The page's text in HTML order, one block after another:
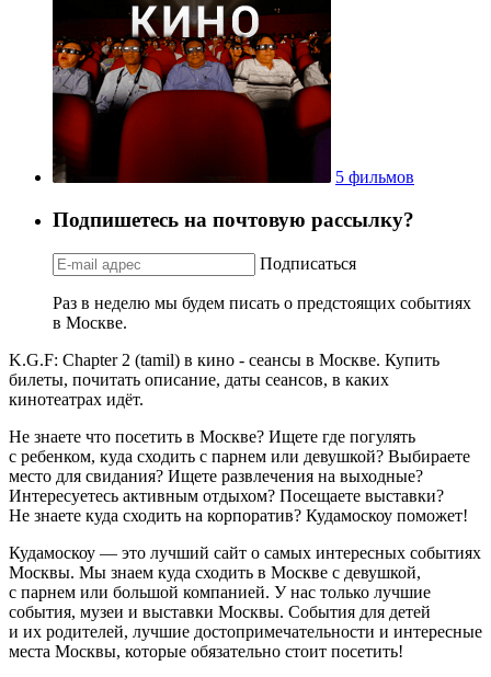
5 фильмов
Подпишетесь на почтовую рассылку?
Подписаться
Раз в неделю мы будем писать о предстоящих событиях
в Москве.
K.G.F: Chapter 2 (tamil) в кино - сеансы в Москве. Купить
билеты, почитать описание, даты сеансов, в каких
кинотеатрах идёт.
Не знаете что посетить в Москве? Ищете где погулять
с ребенком, куда сходить с парнем или девушкой? Выбираете
место для свидания? Ищете развлечения на выходные?
Интересуетесь активным отдыхом? Посещаете выставки?
Не знаете куда сходить на корпоратив? Кудамоскоу поможет!
Кудамоскоу — это лучший сайт о самых интересных событиях
Москвы. Мы знаем куда сходить в Москве с девушкой,
с парнем или большой компанией. У нас только лучшие
события, музеи и выставки Москвы. События для детей
и их родителей, лучшие достопримечательности и интересные
места Москвы, которые обязательно стоит посетить!